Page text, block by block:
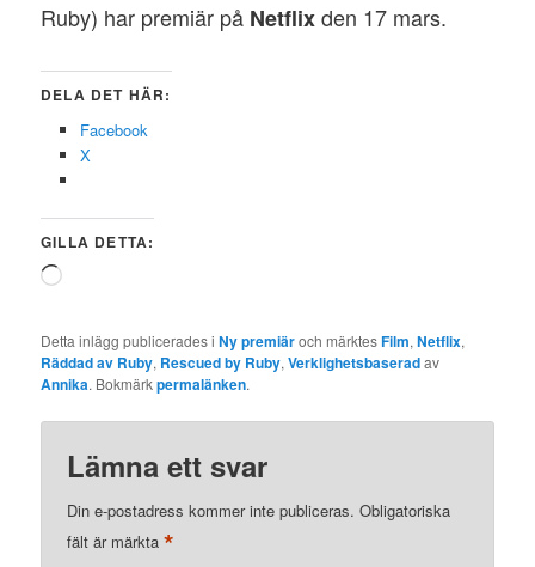
Ruby) har premiär på Netflixden 17 mars.
DELA DET HÄR:
Facebook
X
GILLA DETTA:
Laddar
Detta inlägg publicerades iNy premiäroch märktesFilm,Netflix,
Räddad av Ruby, Rescued by Ruby,Verklighetsbaseradav
Annika. Bokmärkpermalänken.
Lämna ett svar
Din e-postadress kommer inte publiceras. Obligatoriska
fält är märkta*